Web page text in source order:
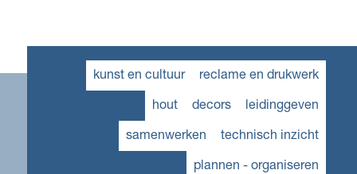
kunst en cultuur reclame en drukwerk
hout decors leidinggeven
samenwerken technisch inzicht
plannen - organiseren